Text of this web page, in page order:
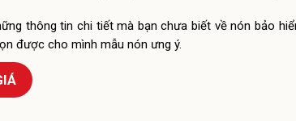
thông tin chi tiết mà bạn chưa biết về nón bảo
được cho mình mẫu nón ưng ý.